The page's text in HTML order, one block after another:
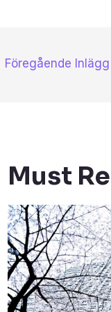
Föregående Inlägg
Must